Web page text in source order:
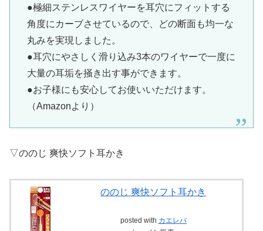
●極細ステンレスワイヤーを耳穴にフィットする
角度にカーブさせているので、どの断面も均一な
丸みを実現しました。
●耳穴にやさしく滑り込み3本のワイヤーで一度に
大量の耳垢を掻き出す事ができます。
●お子様にも安心してお使いいただけます。
（Amazonより）
▽ののじ 爽快ソフト耳かき
ののじ 爽快ソフト耳かき
posted with カエレバ